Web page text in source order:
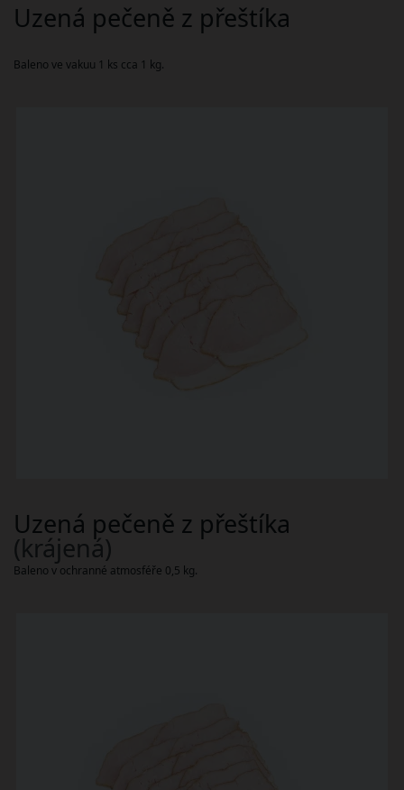
Baleno ve vakuu 1 ks cca 1 kg.
Uzená pečeně z přeštíka
Baleno v ochranné atmosféře 0,5 kg.
Uzená pečeně z přeštíka
(krájená)